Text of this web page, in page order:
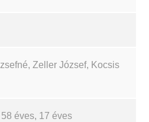
Zeller József, Kocsis
éves, 17 éves